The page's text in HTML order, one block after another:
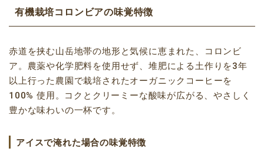
有機栽培コロンビアの味覚特徴
赤道を挟む山岳地帯の地形と気候に恵まれた、コロンビ
ア。農薬や化学肥料を使用せず、堆肥による土作りを3年
以上行った農園で栽培されたオーガニックコーヒーを
100% 使用。コクとクリーミーな酸味が広がる、やさしく
豊かな味わいの一杯です。
アイスで淹れた場合の味覚特徴